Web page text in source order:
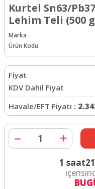
Kurtel Sn63/
Lehim Teli (500
Marka
Ürün Kodu
Fiyat
KDV Dahil Fiyat
Havale/EFT Fiyatı :
1 saat